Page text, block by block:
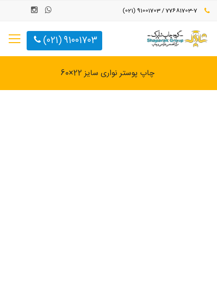
91001703 (021)
چاپ پوستر نواری سایز 22×60